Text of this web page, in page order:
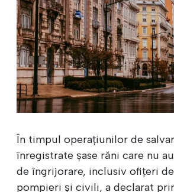
În timpul operațiunilor de
înregistrate șase răni care nu
de îngrijorare, inclusiv ofițeri
pompieri și civili, a declarat